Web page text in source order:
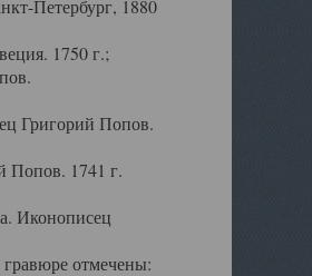
Петербург, 1880
1750 г.;
Григорий Попов.
Попов. 1741 г.
Иконописец
отмечены: